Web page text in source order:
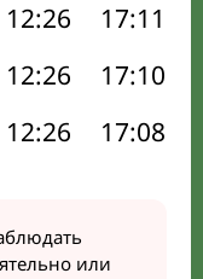
12:26 17:11
12:26 17:10
12:26 17:08
или